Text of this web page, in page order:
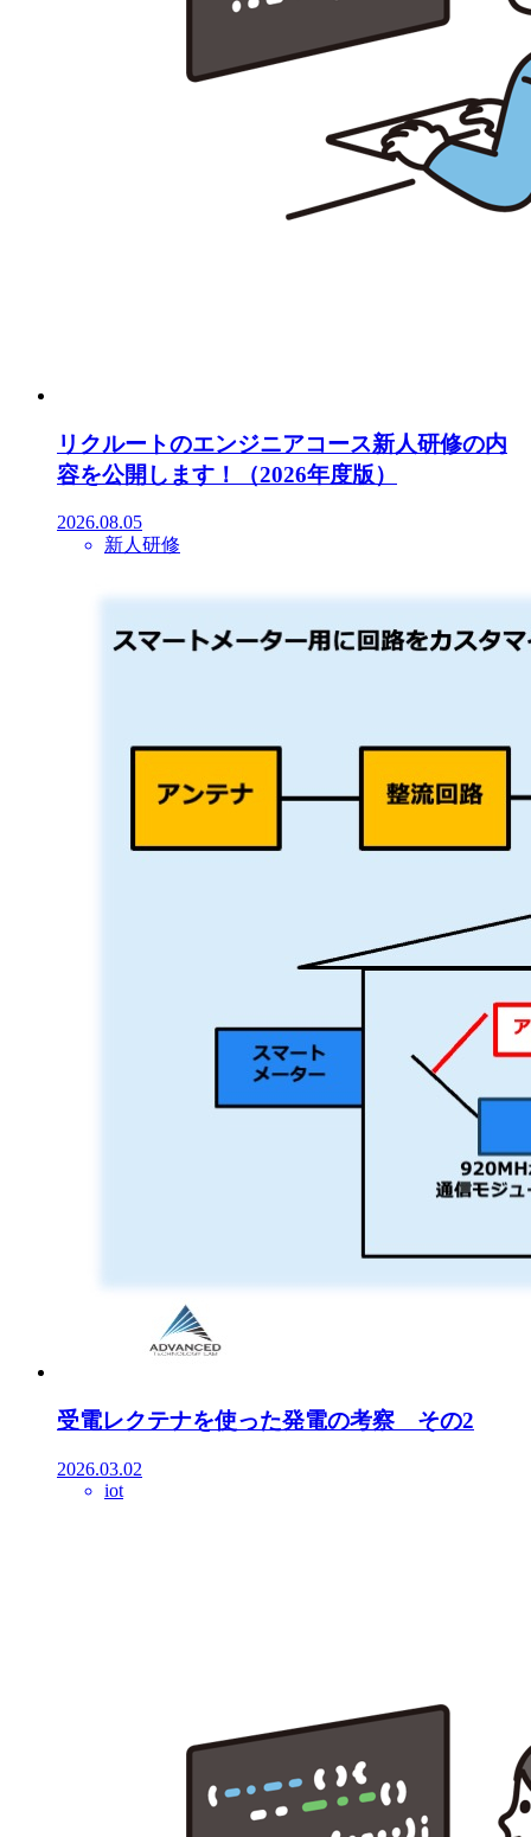
リクルートのエンジニアコース新人研修の内
容を公開します！（2026年度版）
2026.08.05
新人研修
受電レクテナを使った発電の考察 その2
2026.03.02
iot